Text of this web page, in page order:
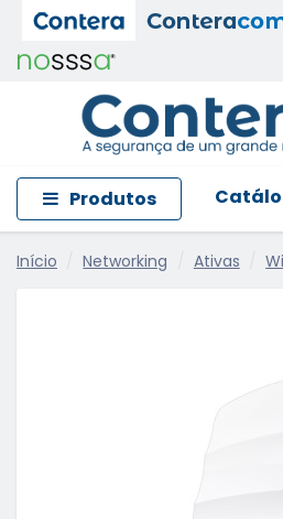
Produtos
Início Networking Ativas